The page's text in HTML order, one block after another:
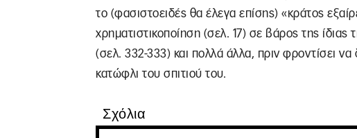
το (φασιστοειδές θα έλεγα επίσης) «κράτος
χρηματιστικοποίηση (σελ. 17) σε βάρος της
(σελ. 332-333) και πολλά άλλα, πριν φροντίσει να
κατώφλι του σπιτιού του.
Σχόλια